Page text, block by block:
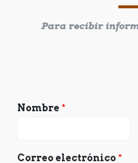
Para recibir
Nombre *
Correo electrónico *